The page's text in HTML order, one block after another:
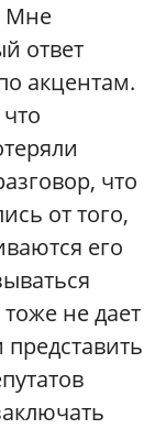
Мне
ответ
акцентам.
что
от того,
его
не дает